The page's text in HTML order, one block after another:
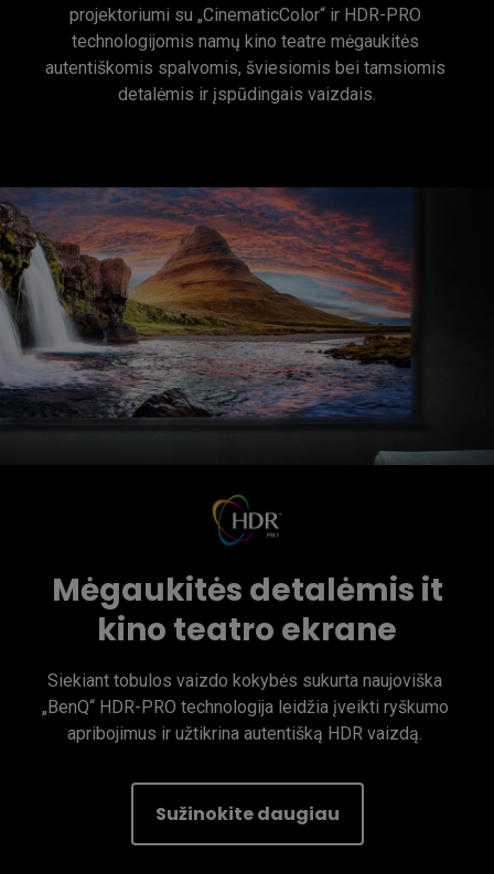
projektoriumi su „CinematicColor“ ir HDR-PRO
technologijomis namų kino teatre mėgaukitės
autentiškomis spalvomis, šviesiomis bei tamsiomis
detalėmis ir įspūdingais vaizdais.
Mėgaukitės detalėmis it
kino teatro ekrane
Siekiant tobulos vaizdo kokybės sukurta naujoviška
„BenQ“ HDR-PRO technologija leidžia įveikti ryškumo
apribojimus ir užtikrina autentišką HDR vaizdą.
Sužinokite daugiau